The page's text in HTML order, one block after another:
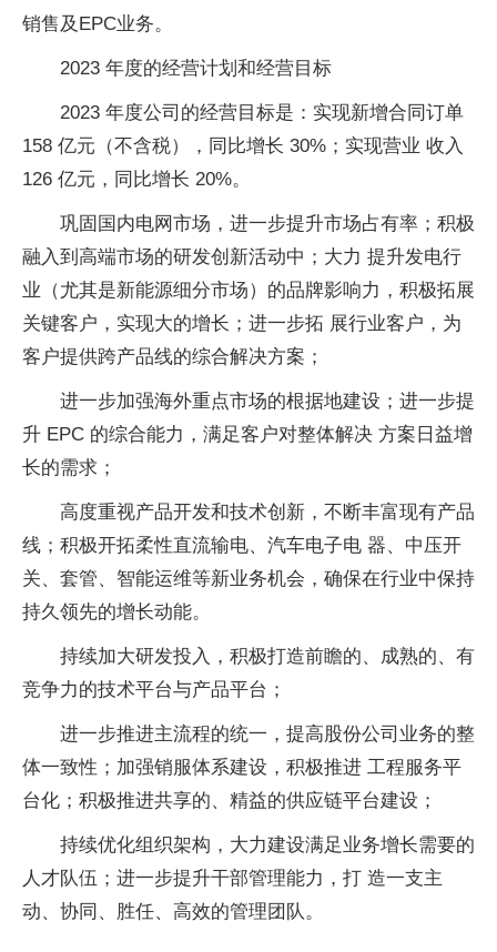
销售及EPC业务。
2023 年度的经营计划和经营目标
2023 年度公司的经营目标是：实现新增合同订单
158 亿元（不含税），同比增长 30%；实现营业 收入
126 亿元，同比增长 20%。
巩固国内电网市场，进一步提升市场占有率；积极
融入到高端市场的研发创新活动中；大力 提升发电行
业（尤其是新能源细分市场）的品牌影响力，积极拓展
关键客户，实现大的增长；进一步拓 展行业客户，为
客户提供跨产品线的综合解决方案；
进一步加强海外重点市场的根据地建设；进一步提
升 EPC 的综合能力，满足客户对整体解决 方案日益增
长的需求；
高度重视产品开发和技术创新，不断丰富现有产品
线；积极开拓柔性直流输电、汽车电子电 器、中压开
关、套管、智能运维等新业务机会，确保在行业中保持
持久领先的增长动能。
持续加大研发投入，积极打造前瞻的、成熟的、有
竞争力的技术平台与产品平台；
进一步推进主流程的统一，提高股份公司业务的整
体一致性；加强销服体系建设，积极推进 工程服务平
台化；积极推进共享的、精益的供应链平台建设；
持续优化组织架构，大力建设满足业务增长需要的
人才队伍；进一步提升干部管理能力，打 造一支主
动、协同、胜任、高效的管理团队。